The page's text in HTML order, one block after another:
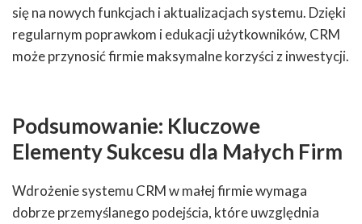
się na nowych funkcjach i aktualizacjach systemu. Dzięki
regularnym poprawkom i edukacji użytkowników, CRM
może przynosić firmie maksymalne korzyści z inwestycji.
Podsumowanie: Kluczowe
Elementy Sukcesu dla Małych Firm
Wdrożenie systemu CRM w małej firmie wymaga
dobrze przemyślanego podejścia, które uwzględnia